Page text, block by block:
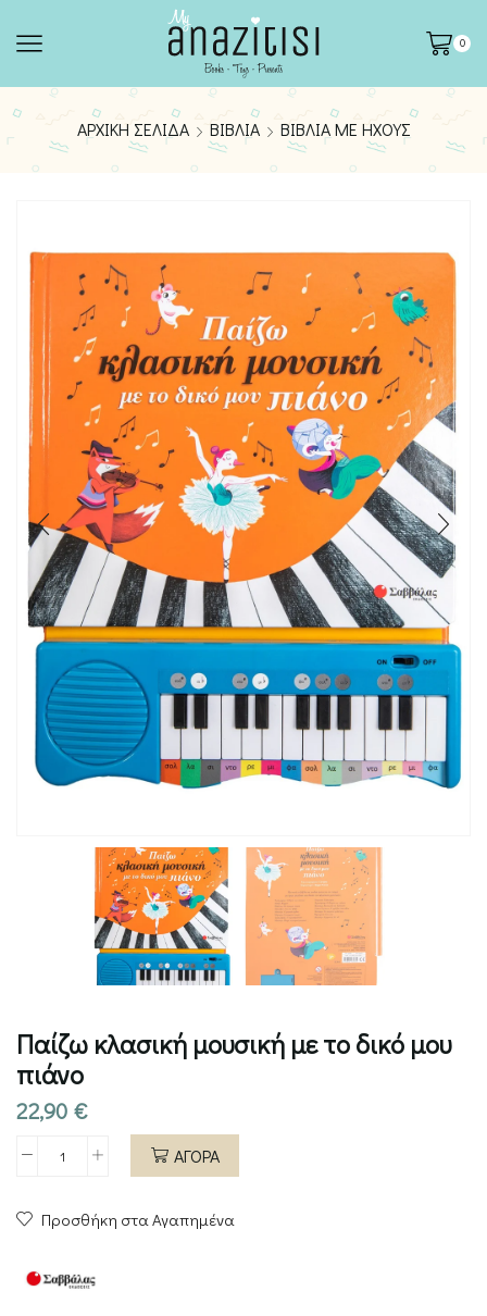
0
ΑΡΧΙΚΉ ΣΕΛΊΔΑ ΒΙΒΛΊΑ ΒΙΒΛΊΑ ΜΕ ΉΧΟΥΣ
Παίζω κλασική μουσική με το δικό μου
πιάνο
22,90 €
Παίζω
μουσική
το
ΑΓΟΡΑ
Προσθήκη στα Αγαπημένα